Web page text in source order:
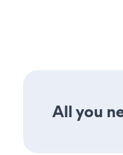
All you